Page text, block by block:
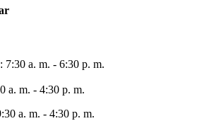
7:30 a. m. - 6:30 p. m.
a. m. - 4:30 p. m.
a. m. - 4:30 p. m.